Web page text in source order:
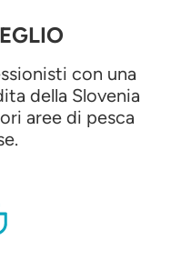
con una
della Slovenia
aree di pesca